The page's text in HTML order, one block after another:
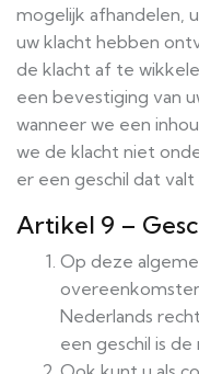
mogelijk afhandelen,
uw klacht hebben
de klacht af te
een bevestiging van
wanneer we een
we de klacht niet
er een geschil dat
Artikel 9 –
Op deze
Nederlands
een geschil is